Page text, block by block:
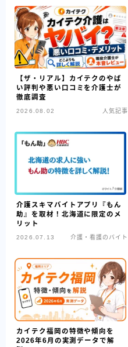
【ザ・リアル】カイテクのやば
い評判や悪い口コミを介護士が
徹底調査
2026.08.02 人気記事
介護スキマバイトアプリ『もん
助』を取材！北海道に限定のメ
リット
2026.07.13 介護・看護のバイト
カイテク福岡の特徴や傾向を
2026年6月の実測データで解